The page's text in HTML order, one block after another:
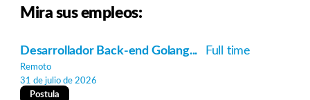
Mira sus empleos:
Desarrollador Back-end Golang... Full time
Remoto
31 de julio de 2026
Postula